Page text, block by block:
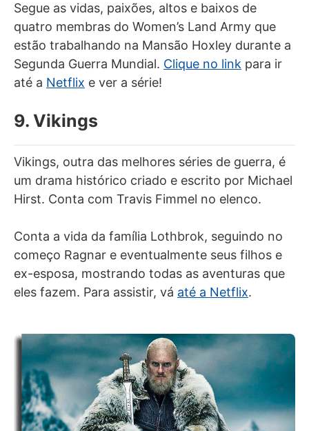
Segue as vidas, paixões, altos e baixos de
quatro membras do Women’s Land Army que
estão trabalhando na Mansão Hoxley durante a
Segunda Guerra Mundial. Clique no link para ir
até a Netflix e ver a série!
9. Vikings
Vikings, outra das melhores séries de guerra, é
um drama histórico criado e escrito por Michael
Hirst. Conta com Travis Fimmel no elenco.
Conta a vida da família Lothbrok, seguindo no
começo Ragnar e eventualmente seus filhos e
ex-esposa, mostrando todas as aventuras que
eles fazem. Para assistir, vá até a Netflix.